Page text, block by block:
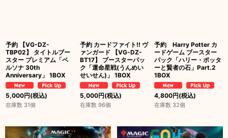
予約 【VG-DZ-
TBP02】 タイトルブー
スター プレミアム「ペ
ルソナ 30th
Anniversary」 1BOX
5,000円(税込)
在庫数 31個
予約 カードファイト!! ヴ
ァンガード 【VG-DZ-
BT17】 ブースターパッ
ク「運命星戦(うんめい
せいせん)」 1BOX
5,000円(税込)
在庫数 96個
予約 Harry Potter カ
ードゲーム ブースター
パック「ハリー・ポッタ
ーと賢者の石」Part.2
1BOX
4,800円(税込)
在庫数 32個